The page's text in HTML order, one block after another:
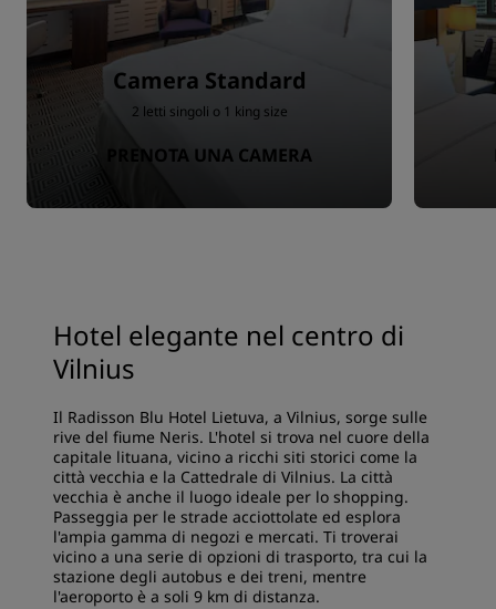
Camera Standard
2 letti singoli o 1 king size
PRENOTA UNA CAMERA
Hotel elegante nel centro di
Vilnius
Il Radisson Blu Hotel Lietuva, a Vilnius, sorge sulle
rive del fiume Neris. L'hotel si trova nel cuore della
capitale lituana, vicino a ricchi siti storici come la
città vecchia e la Cattedrale di Vilnius. La città
vecchia è anche il luogo ideale per lo shopping.
Passeggia per le strade acciottolate ed esplora
l'ampia gamma di negozi e mercati. Ti troverai
vicino a una serie di opzioni di trasporto, tra cui la
stazione degli autobus e dei treni, mentre
l'aeroporto è a soli 9 km di distanza.